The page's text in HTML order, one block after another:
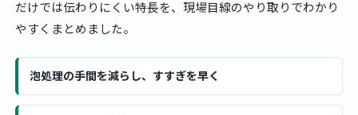
だけでは伝わりにくい特長を、現場目線のやり取りでわかり
やすくまとめました。
泡処理の手間を減らし、すすぎを早く